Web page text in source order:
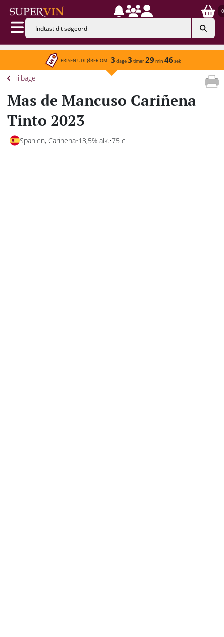
0
PRISEN UDLØBER OM: 3 dage3 timer29 min 46 sek
Tilbage
Mas de Mancuso Cariñena
Tinto 2023
Spanien, Carinena 13,5% alk. 75 cl